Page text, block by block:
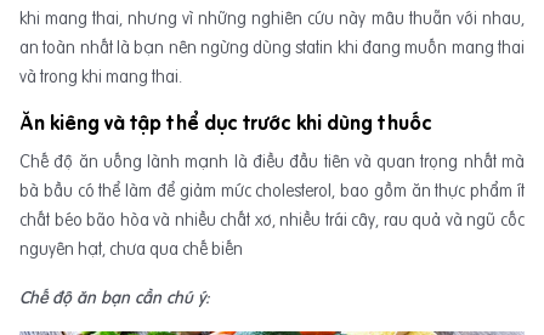
khi mang thai, nhưng vì những nghiên cứu này mâu thuẫn với nhau,
an toàn nhất là bạn nên ngừng dùng statin khi đang muốn mang thai
và trong khi mang thai.
Ăn kiêng và tập thể dục trước khi dùng thuốc
Chế độ ăn uống lành mạnh là điều đầu tiên và quan trọng nhất mà
bà bầu có thể làm để giảm mức cholesterol, bao gồm ăn thực phẩm ít
chất béo bão hòa và nhiều chất xơ, nhiều trái cây, rau quả và ngũ cốc
nguyên hạt, chưa qua chế biến
Chế độ ăn bạn cần chú ý: